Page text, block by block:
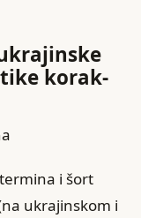
korak-
i šort
ukrajinskom i